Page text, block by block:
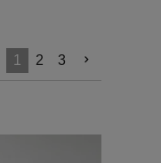
1 2 3